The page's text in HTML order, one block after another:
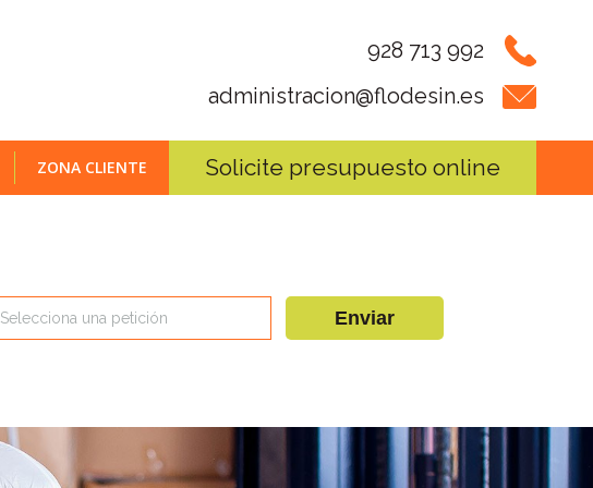
928 713 992
administracion@flodesin.es
Solicite presupuesto online
ZONA CLIENTE
Selecciona una petición Enviar